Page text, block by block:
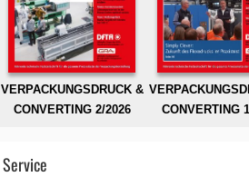
VERPACKUNGSDRUCK &
CONVERTING 2/2026
CONVERTING
Service